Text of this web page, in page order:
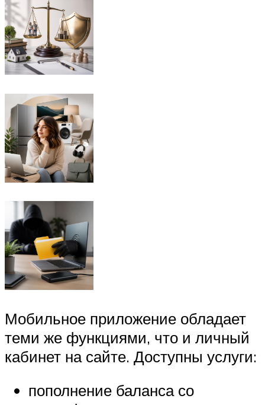
Мобильное приложение обладает
теми же функциями, что и личный
кабинет на сайте. Доступны услуги:
пополнение баланса со